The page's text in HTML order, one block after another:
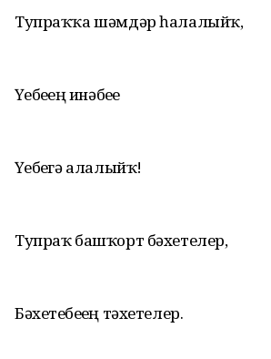
Тупраҡҡа шәмдәр һалалыйҡ,
Үҙебеҙҙең инәбеҙҙе
Үҙебеҙгә алалыйҡ!
Тупраҡ башҡорт бәхетелер,
Бәхетебеҙҙең тәхетелер.